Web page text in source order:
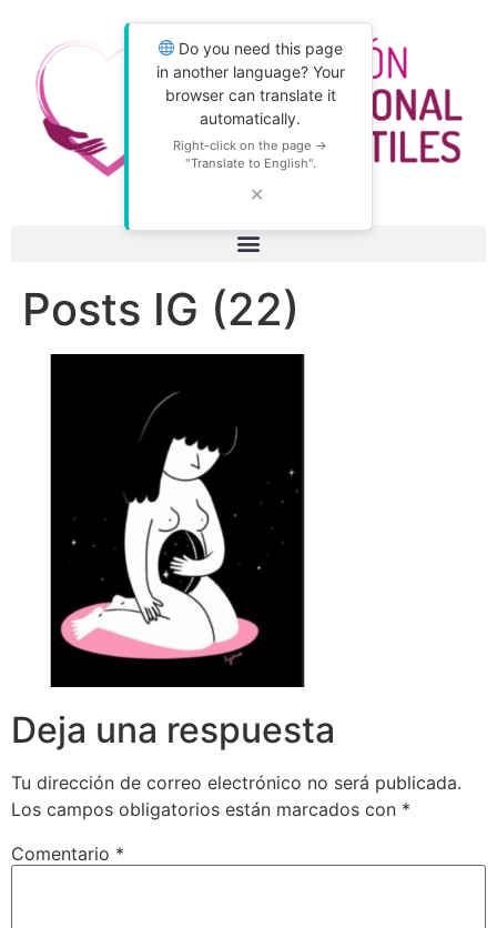
Do you need this page
in another language? Your
browser can translate it
automatically.
Right-click on the page →
"Translate to English".
✕
Posts IG (22)
Deja una respuesta
Tu dirección de correo electrónico no será publicada.
Los campos obligatorios están marcados con *
Comentario *